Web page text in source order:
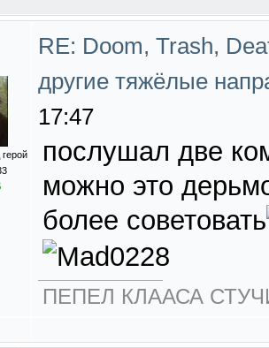
RE: Doom, Trash,
другие тяжёлые
17:47
послушал две
можно это
более советовать
ПЕПЕЛ КЛААСА